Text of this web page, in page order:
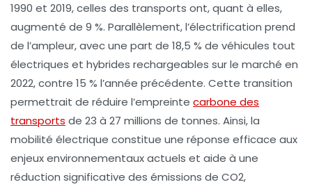
1990 et 2019, celles des transports ont, quant à elles,
augmenté de 9 %. Parallèlement, l’électrification prend
de l’ampleur, avec une part de 18,5 % de véhicules tout
électriques et hybrides rechargeables sur le marché en
2022, contre 15 % l’année précédente. Cette transition
permettrait de réduire l’empreinte carbone des
transports de 23 à 27 millions de tonnes. Ainsi, la
mobilité électrique constitue une réponse efficace aux
enjeux environnementaux actuels et aide à une
réduction significative des émissions de CO2,